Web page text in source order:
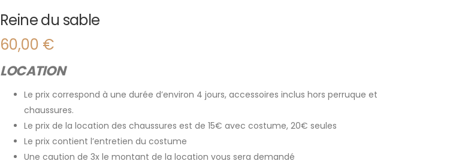
Reine du sable
60,00 €
LOCATION
Le prix correspond à une durée d’environ 4 jours, accessoires inclus hors perruque et
chaussures.
Le prix de la location des chaussures est de 15€ avec costume, 20€ seules
Le prix contient l’entretien du costume
Une caution de 3x le montant de la location vous sera demandé